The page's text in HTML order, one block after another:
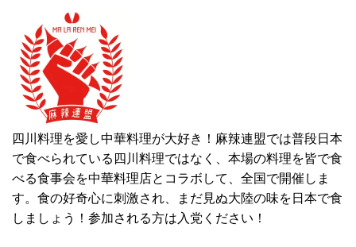
四川料理を愛し中華料理が大好き！麻辣連盟では普段日本
で食べられている四川料理ではなく、本場の料理を皆で食
べる食事会を中華料理店とコラボして、全国で開催しま
す。食の好奇心に刺激され、まだ見ぬ大陸の味を日本で食
しましょう！参加される方は入党ください！